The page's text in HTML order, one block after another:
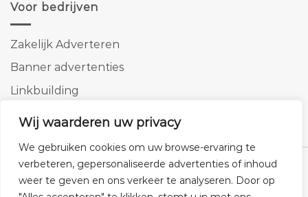
Wij waarderen uw privacy
We gebruiken cookies om uw browse-ervaring te
verbeteren, gepersonaliseerde advertenties of inhoud
weer te geven en ons verkeer te analyseren. Door op
Voor bedrijven
Zakelijk Adverteren
Banner advertenties
Linkbuilding
SEO copywriting